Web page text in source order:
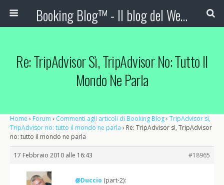
Booking Blog™ - Il blog del Web Marketing Turistico
Re: TripAdvisor Sì, TripAdvisor No: Tutto Il
Mondo Ne Parla
Home › Forum › Commenti agli articoli di Booking Blog› TripAdvisor sì,
TripAdvisor no: tutto il mondo ne parla › Re: TripAdvisor sì, TripAdvisor
no: tutto il mondo ne parla
17 Febbraio 2010 alle 16:43 #18965
@Duccio (part-2):